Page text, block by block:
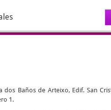
Baños de Arteixo, Edif. San
1.